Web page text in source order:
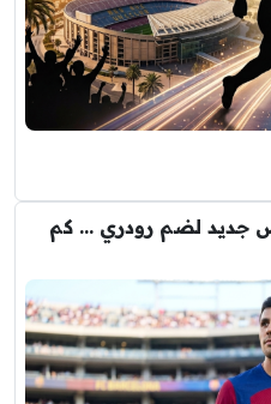
جديد لضم رودري … كم